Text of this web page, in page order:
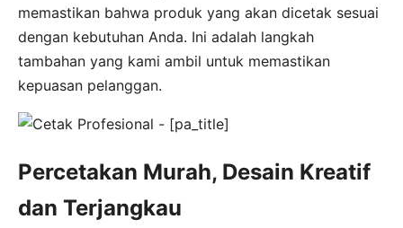
memastikan bahwa produk yang akan dicetak sesuai
dengan kebutuhan Anda. Ini adalah langkah
tambahan yang kami ambil untuk memastikan
kepuasan pelanggan.
Percetakan Murah, Desain Kreatif
dan Terjangkau